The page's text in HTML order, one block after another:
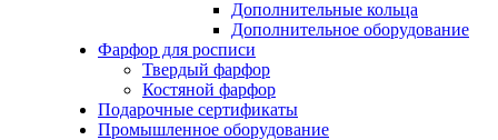
Дополнительные кольца
Дополнительное оборудование
Фарфор для росписи
Твердый фарфор
Костяной фарфор
Подарочные сертификаты
Промышленное оборудование